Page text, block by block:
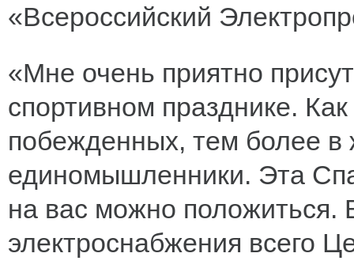
«Всероссийский
«Мне очень приятно
спортивном празднике.
побежденных, тем более в
единомышленники. Эта
на вас можно положиться.
электроснабжения всего